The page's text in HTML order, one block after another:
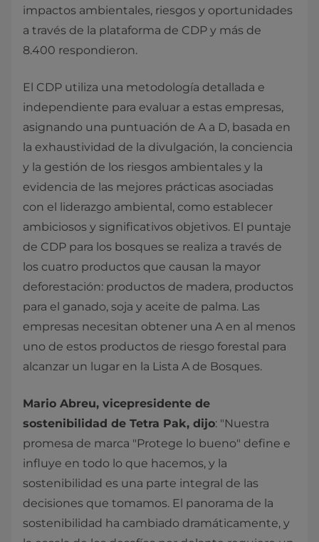
impactos ambientales, riesgos y oportunidades
a través de la plataforma de CDP y más de
8.400 respondieron.
El CDP utiliza una metodología detallada e
independiente para evaluar a estas empresas,
asignando una puntuación de A a D, basada en
la exhaustividad de la divulgación, la conciencia
y la gestión de los riesgos ambientales y la
evidencia de las mejores prácticas asociadas
con el liderazgo ambiental, como establecer
ambiciosos y significativos objetivos. El puntaje
de CDP para los bosques se realiza a través de
los cuatro productos que causan la mayor
deforestación: productos de madera, productos
para el ganado, soja y aceite de palma. Las
empresas necesitan obtener una A en al menos
uno de estos productos de riesgo forestal para
alcanzar un lugar en la Lista A de Bosques.
Mario Abreu, vicepresidente de
sostenibilidad de Tetra Pak, dijo: "Nuestra
promesa de marca "Protege lo bueno" define e
influye en todo lo que hacemos, y la
sostenibilidad es una parte integral de las
decisiones que tomamos. El panorama de la
sostenibilidad ha cambiado dramáticamente, y